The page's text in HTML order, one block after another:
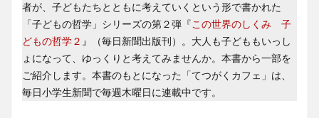
者が、子どもたちとともに考えていくという形で書かれた
「子どもの哲学」シリーズの第２弾『この世界のしくみ 子
どもの哲学２ 』（毎日新聞出版刊）。大人も子どももいっし
ょになって、ゆっくりと考えてみませんか。本書から一部を
ご紹介します。本書のもとになった「てつがくカフェ」は、
毎日小学生新聞で毎週木曜日に連載中です。